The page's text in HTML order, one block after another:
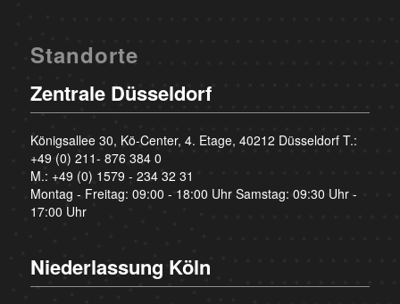
Standorte
Zentrale Düsseldorf
Königsallee 30, Kö-Center, 4. Etage, 40212 Düsseldorf T.:
+49 (0) 211- 876 384 0
M.: +49 (0) 1579 - 234 32 31
Montag - Freitag: 09:00 - 18:00 Uhr Samstag: 09:30 Uhr -
17:00 Uhr
Niederlassung Köln